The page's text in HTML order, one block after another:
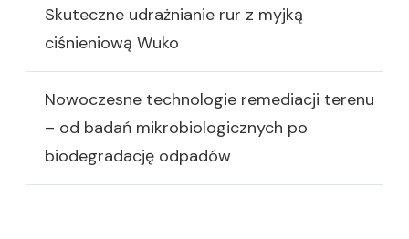
Skuteczne udrażnianie rur z myjką
ciśnieniową Wuko
Nowoczesne technologie remediacji terenu
– od badań mikrobiologicznych po
biodegradację odpadów